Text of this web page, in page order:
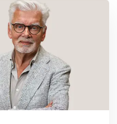
Samen staan we sterk